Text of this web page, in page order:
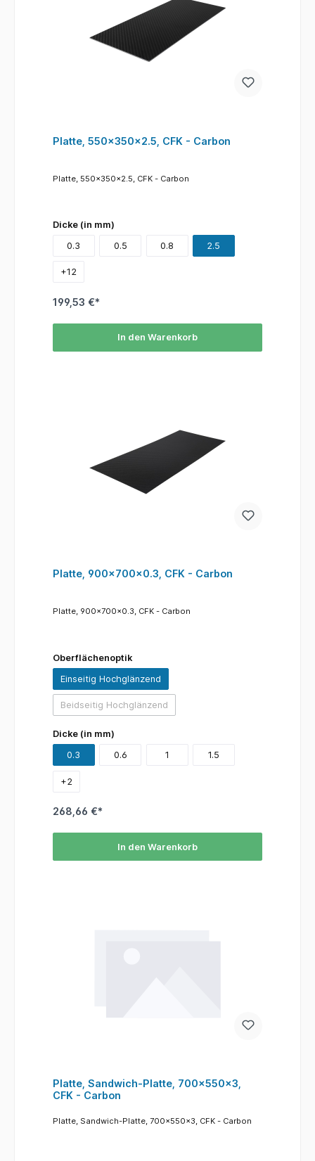
Platte, 550x350x2.5, CFK - Carbon
Platte, 550x350x2.5, CFK - Carbon
Dicke (in mm)
0.3
0.5 0.8 2.5
+12
199,53 €*
In den Warenkorb
Platte, 900x700x0.3, CFK - Carbon
Platte, 900x700x0.3, CFK - Carbon
Oberflächenoptik
Einseitig Hochglänzend
Beidseitig Hochglänzend(Diese Option ist zurzeit nicht verfügbar.)
Dicke (in mm)
0.3
0.6 1 1.5
+2
268,66 €*
In den Warenkorb
Platte, Sandwich-Platte, 700x550x3,
CFK - Carbon
Platte, Sandwich-Platte, 700x550x3, CFK - Carbon